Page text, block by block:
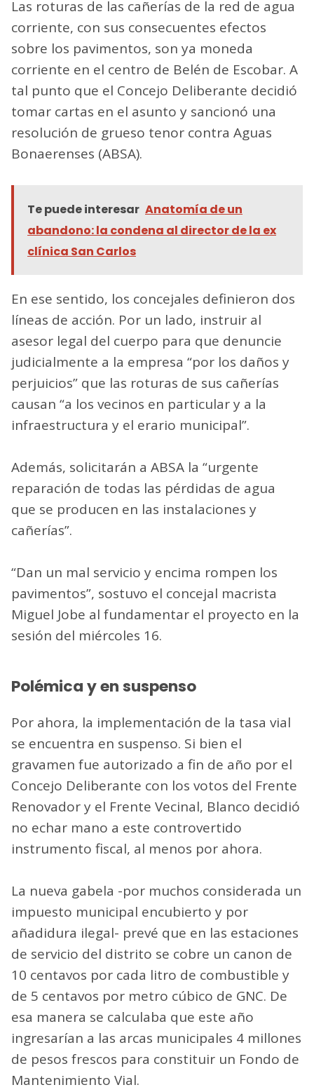
Las roturas de las cañerías de la red de agua
corriente, con sus consecuentes efectos
sobre los pavimentos, son ya moneda
corriente en el centro de Belén de Escobar. A
tal punto que el Concejo Deliberante decidió
tomar cartas en el asunto y sancionó una
resolución de grueso tenor contra Aguas
Bonaerenses (ABSA).
Te puede interesar Anatomía de un
abandono: la condena al director de la ex
clínica San Carlos
En ese sentido, los concejales definieron dos
líneas de acción. Por un lado, instruir al
asesor legal del cuerpo para que denuncie
judicialmente a la empresa “por los daños y
perjuicios” que las roturas de sus cañerías
causan “a los vecinos en particular y a la
infraestructura y el erario municipal”.
Además, solicitarán a ABSA la “urgente
reparación de todas las pérdidas de agua
que se producen en las instalaciones y
cañerías”.
“Dan un mal servicio y encima rompen los
pavimentos”, sostuvo el concejal macrista
Miguel Jobe al fundamentar el proyecto en la
sesión del miércoles 16.
Polémica y en suspenso
Por ahora, la implementación de la tasa vial
se encuentra en suspenso. Si bien el
gravamen fue autorizado a fin de año por el
Concejo Deliberante con los votos del Frente
Renovador y el Frente Vecinal, Blanco decidió
no echar mano a este controvertido
instrumento fiscal, al menos por ahora.
La nueva gabela -por muchos considerada un
impuesto municipal encubierto y por
añadidura ilegal- prevé que en las estaciones
de servicio del distrito se cobre un canon de
10 centavos por cada litro de combustible y
de 5 centavos por metro cúbico de GNC. De
esa manera se calculaba que este año
ingresarían a las arcas municipales 4 millones
de pesos frescos para constituir un Fondo de
Mantenimiento Vial.